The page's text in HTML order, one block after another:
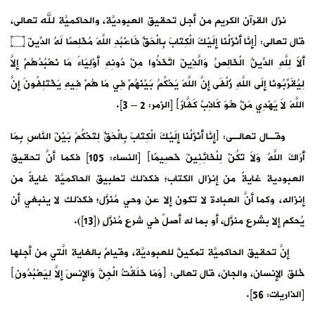
نزل القرآن الكريم من أجل تحقيق العبوديَّة، والحاكميَّة لله تعالى،
قال تعالى: ﴿إِنَّا أَنْزَلْنَا إِلَيْكَ الْكِتَابَ بِالْحَقِّ فَاعْبُدِ اللَّهَ مُخْلِصًا لَهُ الدِّينَ ۝
أَلاَ لِلَّهِ الدِّينُ الْخَالِصُ وَالَّذِينَ اتَّخَذُوا مِنْ دُونِهِ أَوْلِيَاءَ مَا نَعْبُدُهُمْ إِلاَّ
لِيُقَرِّبُونَا إِلَى اللَّهِ زُلْفَى إِنَّ اللَّهَ يَحْكُمُ بَيْنَهُمْ فِي مَا هُمْ فِيهِ يَخْتَلِفُونَ إِنَّ
اللَّهَ لاَ يَهْدِي مَنْ هُوَ كَاذِبٌ كَفَّارٌ﴾ [الزمر: 2 – 3].
وقـال تعالـى: ﴿إِنَّا أَنْزَلْنَا إِلَيْكَ الْكِتَابَ بِالْحَقِّ لِتَحْكُمَ بَيْنَ النَّاسِ بِمَا
أَرَاكَ اللَّهُ وَلاَ تَكُنْ لِلْخَائِنِينَ خَصِيمًا﴾ [النساء: 105] فكما أنَّ تحقيق
العبودية غايةٌ من إنزال الكتاب؛ فكذلك تطبيق الحاكميَّة غايةٌ من
إنزاله، وكما أنَّ العبادة لا تكون إلا عن وحي مُنَزَّل؛ فكذلك لا ينبغي أن
يُحكم إلا بشرع منزَّلٍ، أو بما له أصلٌ في شرعٍ مُنزَّلٍ ([13]).
إنَّ تحقيق الحاكميَّة تمكينٌ للعبوديَّة، وقيامٌ بالغاية الَّتي من أجلها
خُلق الإنسان، والجان، قال تعالى: ﴿وَمَا خَلَقْتُ الْجِنَّ وَالإنسَ إِلاَّ لِيَعْبُدُونِ﴾
[الذاريات: 56].